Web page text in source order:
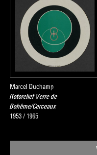
Marcel Duchamp
Rotorelief Verre de
Bohême/Cerceaux
1953 / 1965